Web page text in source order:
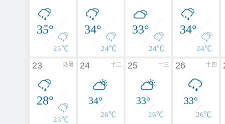
35°
25℃
34°
24℃
33°
24℃
34°
24℃
处暑
23
28°
23℃
十二
24
34°
26℃
十三
25
33°
26℃
十四
26
33°
26℃